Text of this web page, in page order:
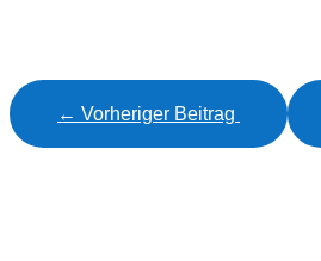
← Vorheriger Beitrag